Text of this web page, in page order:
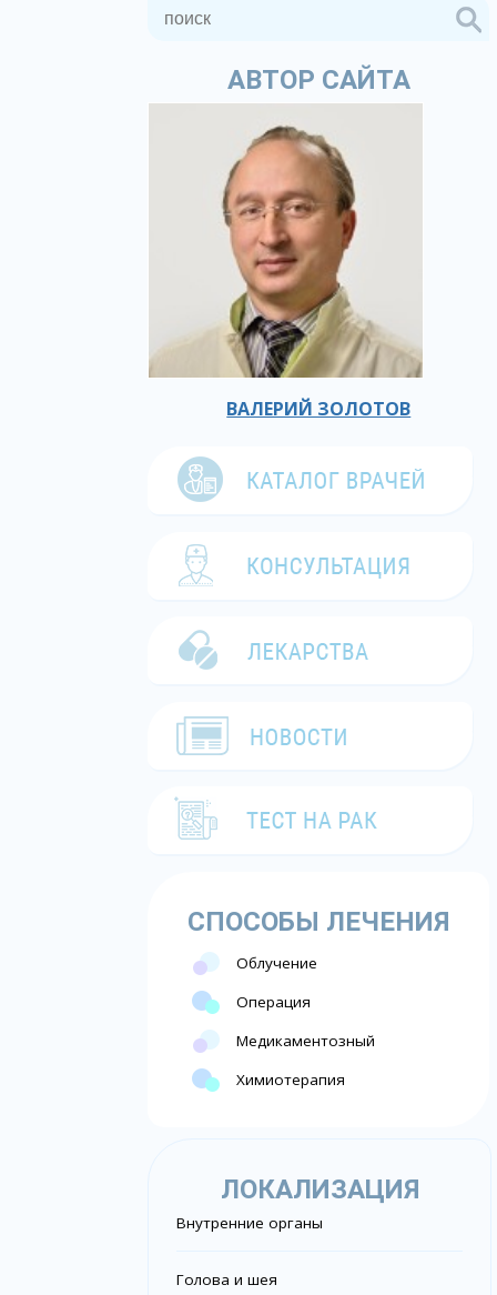
АВТОР САЙТА
ВАЛЕРИЙ ЗОЛОТОВ
СПОСОБЫ ЛЕЧЕНИЯ
Облучение
Операция
Медикаментозный
Химиотерапия
ЛОКАЛИЗАЦИЯ
Внутренние органы
Голова и шея